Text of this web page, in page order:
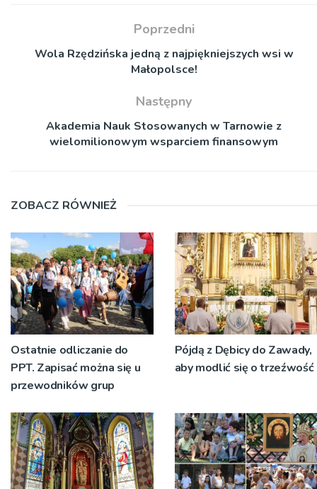
Poprzedni
Wola Rzędzińska jedną z najpiękniejszych wsi w
Małopolsce!
Następny
Akademia Nauk Stosowanych w Tarnowie z
wielomilionowym wsparciem finansowym
ZOBACZ RÓWNIEŻ
Ostatnie odliczanie do
PPT. Zapisać można się u
przewodników grup
Pójdą z Dębicy do Zawady,
aby modlić się o trzeźwość